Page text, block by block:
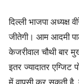
दिल्ली भाजपा अध्यक्ष
जीतेगी। आम आदमी
केजरीवाल चौथी बार
इतर ज्यादातर एग्जिट